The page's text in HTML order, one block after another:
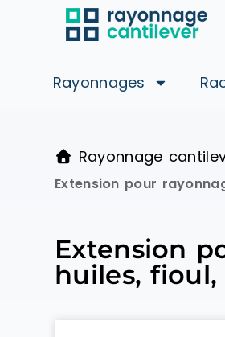
Rayonnages
Rayonnage
Extension pour
Extension
huiles, fioul,